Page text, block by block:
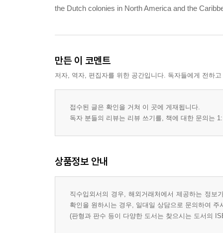
the Dutch colonies in North America and the
만든 이 코멘트
저자, 역자, 편집자를 위한 공간입니다. 독자들에게 전하
접수된 글은 확인을 거쳐 이 곳에 게재됩니다.
독자 분들의 리뷰는 리뷰 쓰기를, 책에 대한 문의는
상품정보 안내
직수입외서의 경우, 해외거래처에서 제공하는 정
확인을 원하시는 경우, 일대일 상담으로 문의하여 주
(판형과 판수 등이 다양한 도서는 찾으시는 도서의